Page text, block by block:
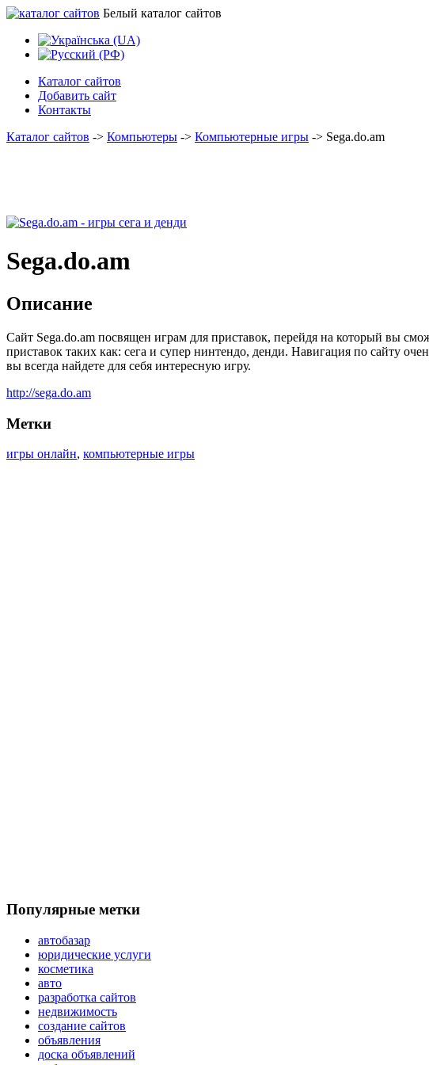
Белый каталог сайтов
Каталог сайтов
Добавить сайт
Контакты
Каталог сайтов -> Компьютеры -> Компьютерные игры -> Sega.do.am
Sega.do.am
Описание
Сайт Sega.do.am посвящен играм для приставок, перейдя на который вы
приставок таких как: сега и супер нинтендо, денди. Навигация по сайту
вы всегда найдете для себя интересную игру.
http://sega.do.am
Метки
игры онлайн, компьютерные игры
Популярные метки
автобазар
юридические услуги
косметика
авто
разработка сайтов
недвижимость
создание сайтов
объявления
доска объявлений